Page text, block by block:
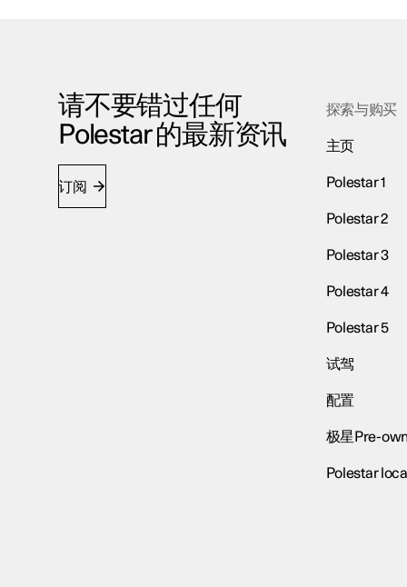
请不要错过任何
Polestar 的最新资讯
订阅
探索与购买
主页
Polestar 1
Polestar 2
Polestar 3
Polestar 4
Polestar 5
试驾
配置
极星Pre-
Polestar